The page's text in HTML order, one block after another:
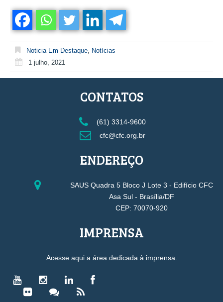
Noticia Em Destaque Notícias
1 julho, 2021
CONTATOS
(61) 3314-9600
cfc@cfc.org.br
ENDEREÇO
SAUS Quadra 5 Bloco J Lote 3 - Edifício CFC
Asa Sul - Brasília/DF
CEP: 70070-920
IMPRENSA
Acesse aqui a área dedicada à imprensa.